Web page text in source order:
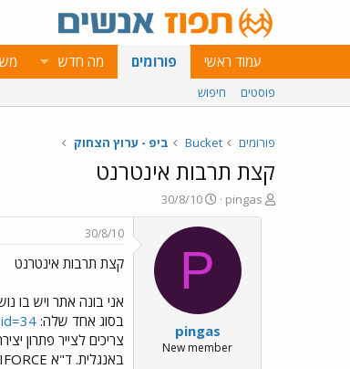
עמוד ראשי פורומים מה חדש
פוסטים חיפוש
פורומים Bucket ביפ - ערוץ הצחוק
קצת תרבות אינטרנט
פ
ו
pingas
פ
ו
ר
ב
א
ר
י
30/8/10
P
pingas
New member
30/8/10
קצת תרבות אינטרנט
אני בונה אתר ויש בו
בסוג אחד שלה:
צריכים לצייר פתרון
באנגלית. ד"א NEWFAGS CAN'T TRIFORCE ▲ ▲ ▲